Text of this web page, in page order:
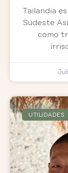
Tailandia
Sudeste
como
UTILIDADES